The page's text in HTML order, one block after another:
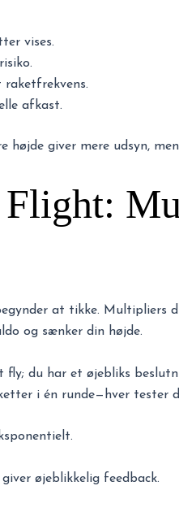
vises.
afkast.
giver mere udsyn,
at tikke. Multipliers
og sænker din højde.
du har et øjebliks
i én runde—hver
øjeblikkelig feedback.